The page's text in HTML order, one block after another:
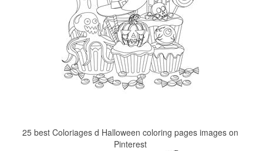
25 best Coloriages d Halloween coloring pages images on
Pinterest